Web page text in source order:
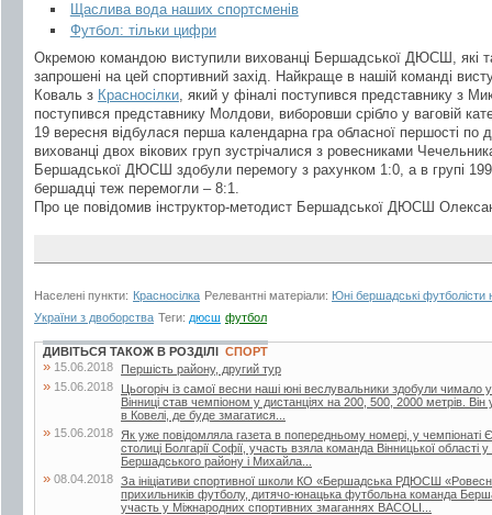
Щаслива вода наших спортсменів
Футбол: тільки цифри
Окремою командою виступили вихованці Бершадської ДЮСШ, які
запрошені на цей спортивний захід. Найкраще в нашій команді
Коваль з Красносілки , який у фіналі поступився представнику з
поступився представнику Молдови, виборовши срібло у ваговій
19 вересня відбулася перша календарна гра обласної першості по
вихованці двох вікових груп зустрічалися з ровесниками
Бершадської ДЮСШ здобули перемогу з рахунком 1:0, а в групі
бершадці теж перемогли – 8:1.
Про це повідомив інструктор-методист Бершадської ДЮСШ
Населені пункти: Красносілка Релевантні матеріали: Юні бершадські футболісти
України з двоборства Теги: дюсш футбол
ДИВІТЬСЯ ТАКОЖ В РОЗДІЛІ СПОРТ
» 15.06.2018 Першість району, другий тур
» 15.06.2018
Цьогоріч із самої весни наші юні веслувальники здобули чимало
Вінниці став чемпіоном у дистанціях на 200, 500, 2000 метрів.
в Ковелі, де буде змагатися...
» 15.06.2018
Як уже повідомляла газета в попередньому номері, у чемпіонаті
столиці Болгарії Софії, участь взяла команда Вінницької області
Бершадського району і Михайла...
» 08.04.2018 За ініціативи спортивної школи КО «Бершадська РДЮСШ
прихильників футболу, дитячо-юнацька футбольна команда
участь у Міжнародних спортивних змаганнях BACOLI...